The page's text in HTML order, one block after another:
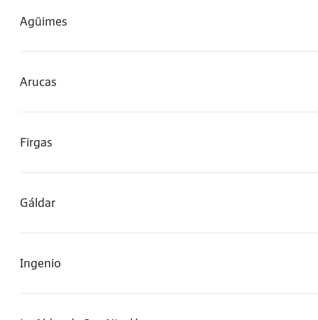
Agüimes
Arucas
Firgas
Gáldar
Ingenio